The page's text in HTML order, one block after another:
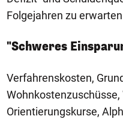
Folgejahren zu
"Schweres
Verfahrenskosten,
Wohnkostenzuschüsse,
Orientierungskurse,